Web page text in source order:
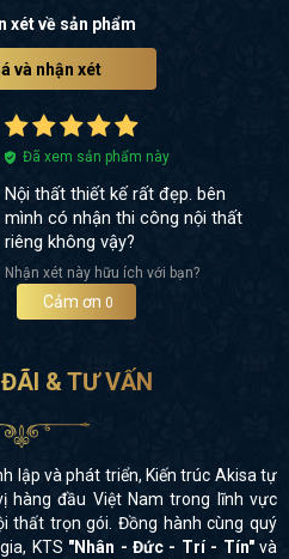
xét về sản phẩm
và nhận xét
Đã xem sản phẩm này
Nội thất thiết kế rất đẹp. bên
mình có nhận thi công nội thất
riêng không vậy?
Nhận xét này hữu ích với bạn?
Cảm ơn 0
& TƯ VẤN
lập và phát triển, Kiến trúc Akisa tự
hàng đầu Việt Nam trong lĩnh vực
thất trọn gói. Đồng hành cùng quý
KTS "Nhân - Đức - Trí - Tín"và